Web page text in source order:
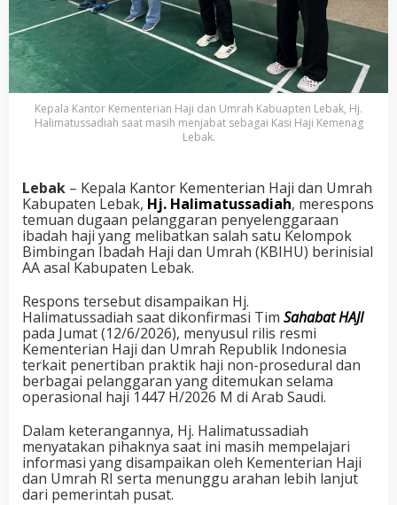
Kepala Kantor Kementerian Haji dan Umrah Kabuapten Lebak, Hj.
Halimatussadiah saat masih menjabat sebagai Kasi Haji Kemenag
Lebak.
Lebak – Kepala Kantor Kementerian Haji dan Umrah
Kabupaten Lebak, Hj. Halimatussadiah, merespons
temuan dugaan pelanggaran penyelenggaraan
ibadah haji yang melibatkan salah satu Kelompok
Bimbingan Ibadah Haji dan Umrah (KBIHU) berinisial
AA asal Kabupaten Lebak.
Respons tersebut disampaikan Hj.
Halimatussadiah saat dikonfirmasi Tim Sahabat HAJI
pada Jumat (12/6/2026), menyusul rilis resmi
Kementerian Haji dan Umrah Republik Indonesia
terkait penertiban praktik haji non-prosedural dan
berbagai pelanggaran yang ditemukan selama
operasional haji 1447 H/2026 M di Arab Saudi.
Dalam keterangannya, Hj. Halimatussadiah
menyatakan pihaknya saat ini masih mempelajari
informasi yang disampaikan oleh Kementerian Haji
dan Umrah RI serta menunggu arahan lebih lanjut
dari pemerintah pusat.